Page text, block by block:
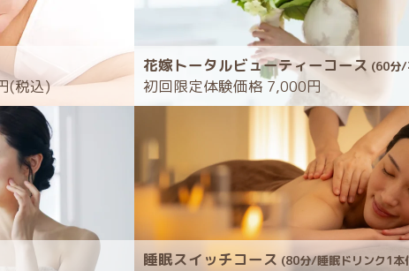
(税込)
花嫁トータルビューティーコース (60分/
初回限定体験価格 7,000円
睡眠スイッチコース (80分/睡眠ドリンク1本